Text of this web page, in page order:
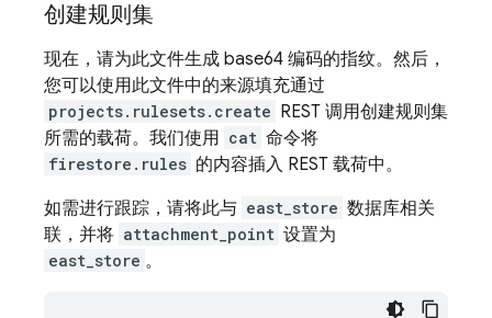
创建规则集
现在，请为此文件生成 base64 编码的指纹。然后，
您可以使用此文件中的来源填充通过
projects.rulesets.create REST 调用创建规则集
所需的载荷。我们使用 cat 命令将
firestore.rules 的内容插入 REST 载荷中。
如需进行跟踪，请将此与 east_store 数据库相关
联，并将 attachment_point 设置为
east_store 。